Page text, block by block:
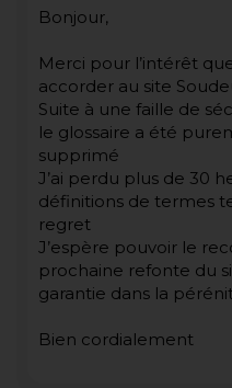
Bonjour,
Merci pour l’intérêt
accorder au site
Suite à une faille de
le glossaire a été
supprimé
J’ai perdu plus de 30
définitions de termes
regret
J’espère pouvoir le
prochaine refonte du
garantie dans la
Bien cordialement